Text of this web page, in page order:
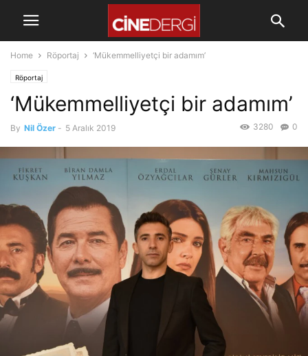
Home Röportaj ‘Mükemmelliyetçi bir adamım’
Röportaj
‘Mükemmelliyetçi bir adamım’
By Nil Özer - 5 Aralık 2019 0
3280